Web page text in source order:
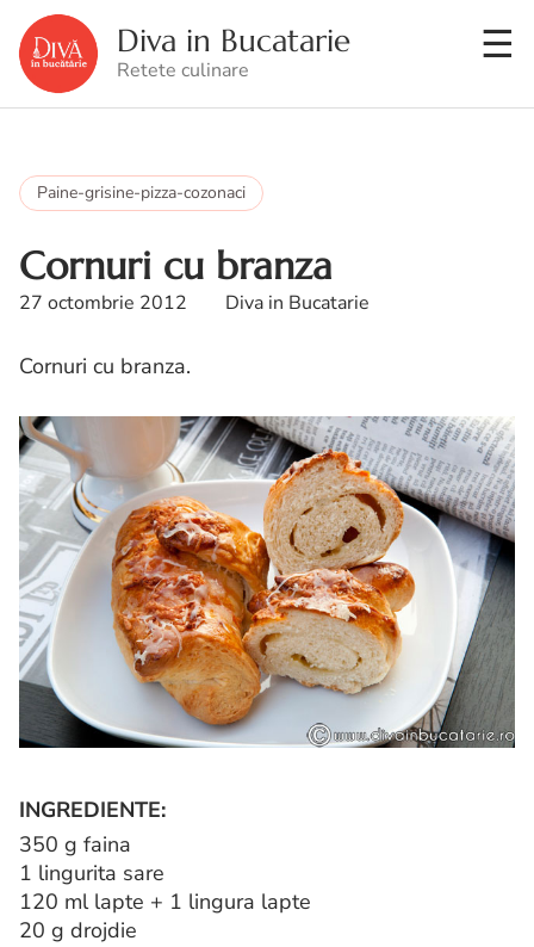
Diva in Bucatarie
Retete culinare
Paine-grisine-pizza-cozonaci
Cornuri cu branza
27 octombrie 2012 Diva in Bucatarie
Cornuri cu branza.
INGREDIENTE:
350 g faina
1 lingurita sare
120 ml lapte + 1 lingura lapte
20 g drojdie